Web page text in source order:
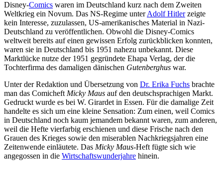
Disney-Comics waren im Deutschland kurz nach dem Zweiten
Weltkrieg ein Novum. Das NS-Regime unterAdolf Hitlerzeigte
kein Interesse, zuzulassen, US-amerikanisches Material in Nazi-
Deutschland zu veröffentlichen. Obwohl die Disney-Comics
weltweit bereits auf einen gewissen Erfolg zurückblicken konnten,
waren sie in Deutschland bis 1951 nahezu unbekannt. Diese
Marktlücke nutze der 1951 gegründete Ehapa Verlag, der die
Tochterfirma des damaligen dänischen Gutenberghus war.
Unter der Redaktion und Übersetzung von Dr. Erika Fuchs brachte
man das Comicheft Micky Maus auf den deutschsprachigen Markt.
Gedruckt wurde es bei W. Girardet in Essen. Für die damalige Zeit
handelte es sich um eine kleine Sensation: Zum einen, weil Comics
in Deutschland noch kaum jemandem bekannt waren, zum anderen,
weil die Hefte vierfarbig erschienen und diese Frische nach den
Grauen des Krieges sowie den miserablen Nachkriegsjahren eine
Zeitenwende einläutete. Das Micky Maus-Heft fügte sich wie
angegossen in die Wirtschaftswunderjahre hinein.